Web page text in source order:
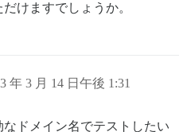
けますでしょうか。
年 3 月 14 日午後 1:31
ドメイン名でテストしたい